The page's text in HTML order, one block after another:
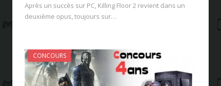
Après un succès sur PC, Killing Floor 2 revient dans un
deuxième opus, toujours sur…
CONCOURS